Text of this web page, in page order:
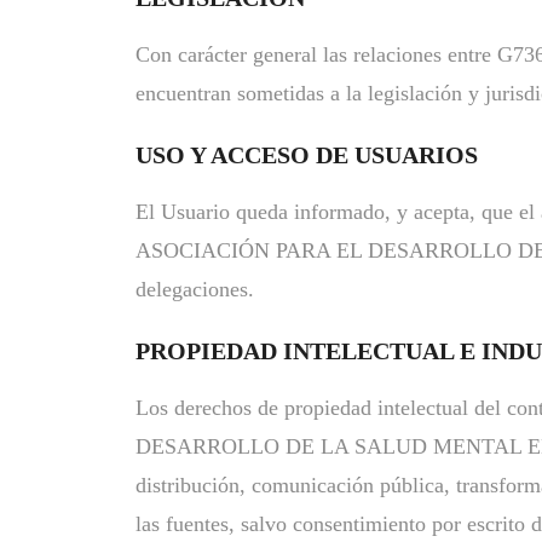
Con carácter general las relaciones entre
encuentran sometidas a la legislación y
USO Y ACCESO DE USUARIOS
El Usuario queda informado, y acepta, que
ASOCIACIÓN PARA EL DESARROLLO
delegaciones.
PROPIEDAD INTELECTUAL E
Los derechos de propiedad intelectual del
DESARROLLO DE LA SALUD MENTAL
distribución, comunicación pública,
las fuentes, salvo consentimiento por